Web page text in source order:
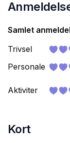
Samlet
Trivsel
Personale
Aktiviter
Kort